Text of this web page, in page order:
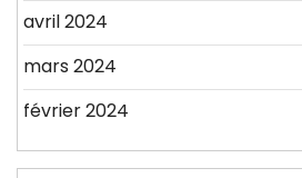
avril 2024
mars 2024
février 2024